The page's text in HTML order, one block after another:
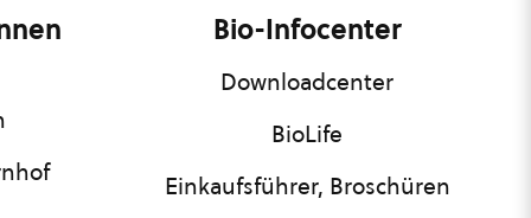
Bio-Infocenter
Downloadcenter
BioLife
Einkaufsführer, Broschüren